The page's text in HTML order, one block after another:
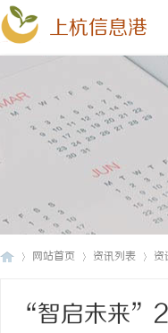
上杭信息港
网站首页 资讯列表 资
“智启未来